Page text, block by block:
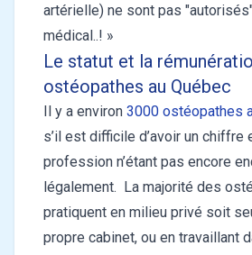
artérielle) ne sont pas
médical..! »
Le statut et la
ostéopathes au Québec
Il y a environ 3000 ostéopathes
s’il est difficile d’avoir un chiffre
profession n’étant pas encore
légalement. La majorité des
pratiquent en milieu privé soit
propre cabinet, ou en travaillant